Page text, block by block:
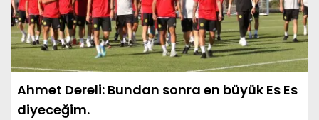
Ahmet Dereli: Bundan sonra en büyük Es Es
diyeceğim.